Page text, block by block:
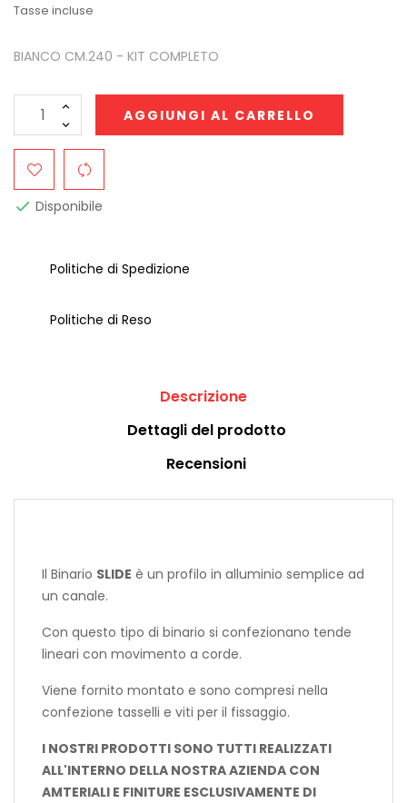
Tasse incluse
BIANCO CM.240 - KIT COMPLETO
AGGIUNGI AL CARRELLO
 Disponibile
Politiche di Spedizione
Politiche di Reso
Descrizione
Dettagli del prodotto
Recensioni
Il Binario SLIDE è un profilo in alluminio semplice ad
un canale.
Con questo tipo di binario si confezionano tende
lineari con movimento a corde.
Viene fornito montato e sono compresi nella
confezione tasselli e viti per il fissaggio.
I NOSTRI PRODOTTI SONO TUTTI REALIZZATI
ALL'INTERNO DELLA NOSTRA AZIENDA CON
AMTERIALI E FINITURE ESCLUSIVAMENTE DI